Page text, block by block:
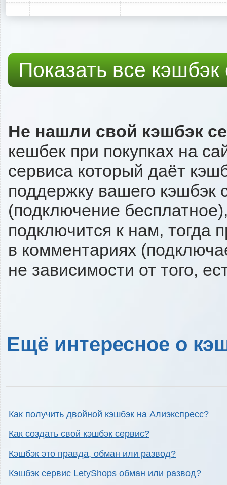
Показать все
Не нашли свой кэшбэк
кешбек при покупках на
сервиса который даёт
поддержку вашего кэшбэк
(подключение
подключится к нам, тогда
в комментариях
не зависимости от того,
Ещё интересное о
Как получить двойной кэшбэк на Алиэкспресс?
Как создать свой кэшбэк сервис?
Кэшбэк это правда, обман или развод?
Кэшбэк сервис LetyShops обман или развод?